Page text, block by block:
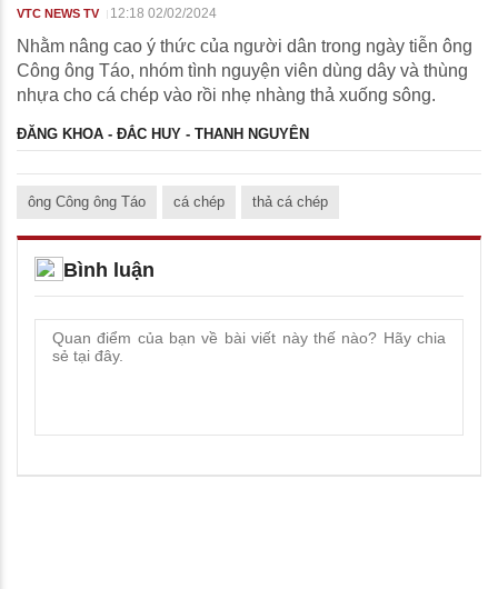
VTC NEWS TV 12:18 02/02/2024
Nhằm nâng cao ý thức của người dân trong ngày tiễn ông
Công ông Táo, nhóm tình nguyện viên dùng dây và thùng
nhựa cho cá chép vào rồi nhẹ nhàng thả xuống sông.
ĐĂNG KHOA - ĐẮC HUY - THANH NGUYÊN
ông Công ông Táo cá chép thả cá chép
Bình luận